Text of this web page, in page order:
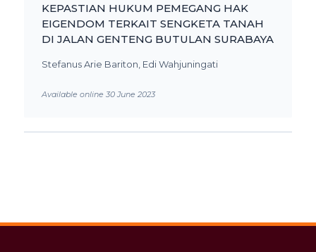
KEPASTIAN HUKUM PEMEGANG HAK
EIGENDOM TERKAIT SENGKETA TANAH
DI JALAN GENTENG BUTULAN SURABAYA
Stefanus Arie Bariton, Edi Wahjuningati
Available online 30 June 2023